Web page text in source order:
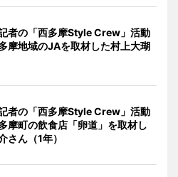
者の「西多摩Style Crew」活動
地域のJAを取材した村上大瑚
者の「西多摩Style Crew」活動
町の飲食店「卵道」を取材し
さん（1年）